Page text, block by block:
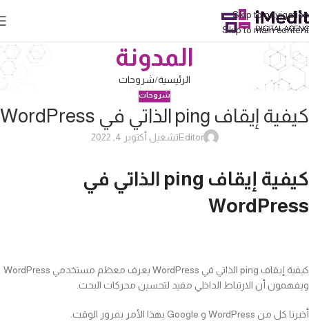
Skip to navigation
Skip to main content
المدونة
الرئيسية شروحات
شروحات
كيفية إيقاف ping الذاتي في WordPress
Editorتشغيل أكتوبر 4, 2022
كيفية إيقاف ping الذاتي في
WordPress
كيفية إيقاف ping الذاتي في WordPress يعرف معظم مستخدمي WordPress
ويفهمون أن الارتباط الداخلي مفيد لتحسين محركات البحث.
أخبرنا كل من WordPress و Google بهذا الأمر بمرور الوقت.